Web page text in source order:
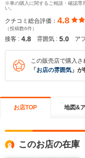
※車の購入に関するご相談・確認専
い。
クチコミ総合評価： 4.8
（投稿数6件）
接客 : 4.8 雰囲気 : 5.0 ア
この販売店で購入
「 お店の雰囲気 」
お店TOP 地図&
このお店の在庫